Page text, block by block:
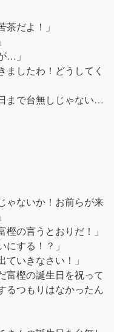
だよ！」
…」
したわ！どうしてく
まで台無しじゃない…
ゃないか！お前らが来
の言うとおりだ！」
する！？」
いきなさい！」
富樫の誕生日を祝って
るつもりはなかったん